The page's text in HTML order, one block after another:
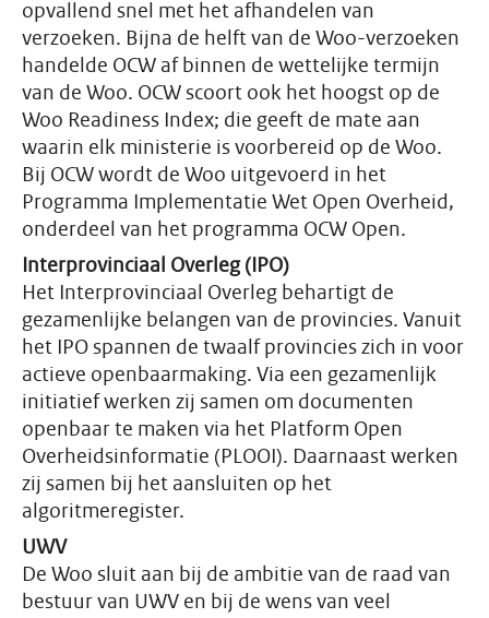
opvallend snel met het afhandelen van
verzoeken. Bijna de helft van de Woo-verzoeken
handelde OCW af binnen de wettelijke termijn
van de Woo. OCW scoort ook het hoogst op de
Woo Readiness Index; die geeft de mate aan
waarin elk ministerie is voorbereid op de Woo.
Bij OCW wordt de Woo uitgevoerd in het
Programma Implementatie Wet Open Overheid,
onderdeel van het programma OCW Open.
Interprovinciaal Overleg (IPO)
Het Interprovinciaal Overleg behartigt de
gezamenlijke belangen van de provincies. Vanuit
het IPO spannen de twaalf provincies zich in voor
actieve openbaarmaking. Via een gezamenlijk
initiatief werken zij samen om documenten
openbaar te maken via het Platform Open
Overheidsinformatie (PLOOI). Daarnaast werken
zij samen bij het aansluiten op het
algoritmeregister.
UWV
De Woo sluit aan bij de ambitie van de raad van
bestuur van UWV en bij de wens van veel